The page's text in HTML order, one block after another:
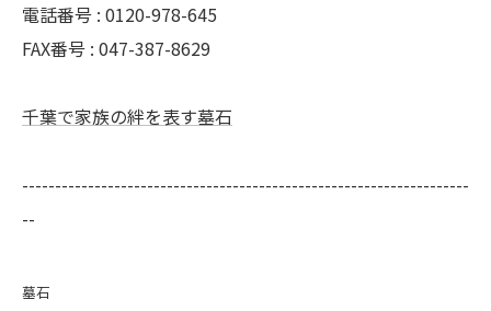
電話番号 : 0120-978-645
FAX番号 : 047-387-8629
千葉で家族の絆を表す墓石
--------------------------------------------------------------------
--
墓石